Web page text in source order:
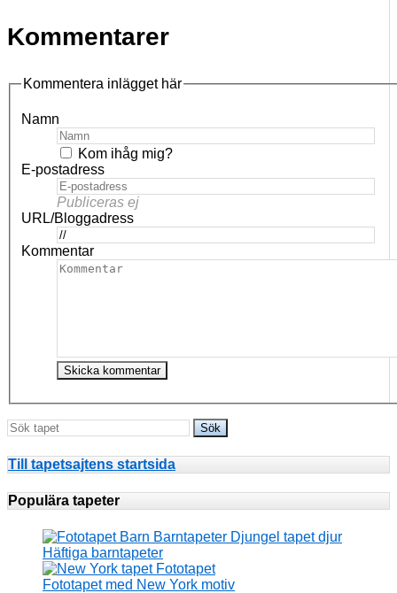
Kommentarer
Kommentera inlägget här
Namn
Kom ihåg mig?
E-postadress
Publiceras ej
URL/Bloggadress
Kommentar
Till tapetsajtens startsida
Populära tapeter
Häftiga barntapeter
Fototapet med New York motiv